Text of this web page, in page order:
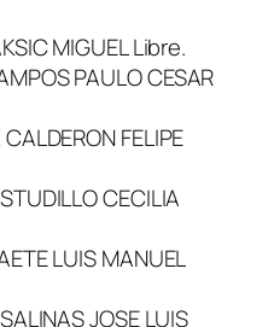
MIGUEL Libre.
PAULO CESAR
FELIPE
CECILIA
LUIS MANUEL
JOSE LUIS